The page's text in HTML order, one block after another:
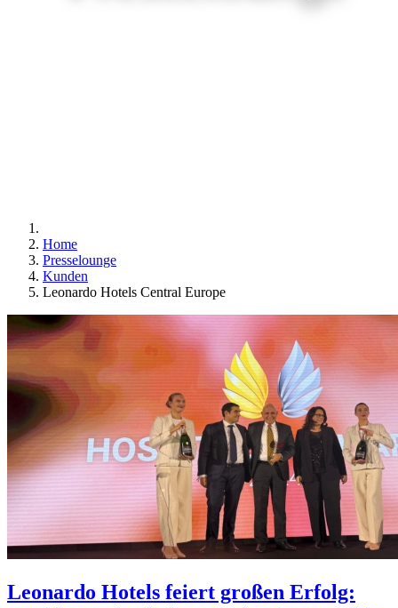
Home
Presselounge
Kunden
Leonardo Hotels Central Europe
Leonardo Hotels feiert großen Erfolg: